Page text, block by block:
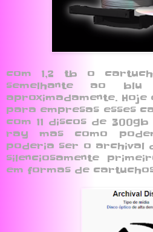
com 1,2 tb o
semelhante ao
aproximadamente.
para empresas esses
com 11 discos de
ray mas como
poderia ser o archival
silenciosamente
em formas de